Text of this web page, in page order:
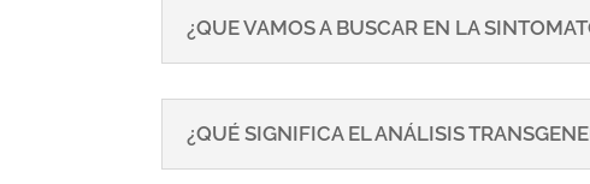
¿QUE VAMOS A BUSCAR EN LA
¿QUÉ SIGNIFICA EL ANÁLISIS